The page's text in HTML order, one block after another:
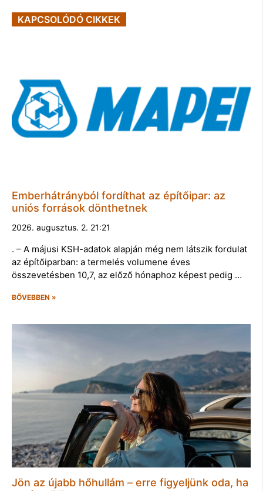
KAPCSOLÓDÓ CIKKEK
Emberhátrányból fordíthat az építőipar: az
uniós források dönthetnek
2026. augusztus. 2. 21:21
. – A májusi KSH-adatok alapján még nem látszik fordulat
az építőiparban: a termelés volumene éves
összevetésben 10,7, az előző hónaphoz képest pedig …
BŐVEBBEN »
Jön az újabb hőhullám – erre figyeljünk oda, ha